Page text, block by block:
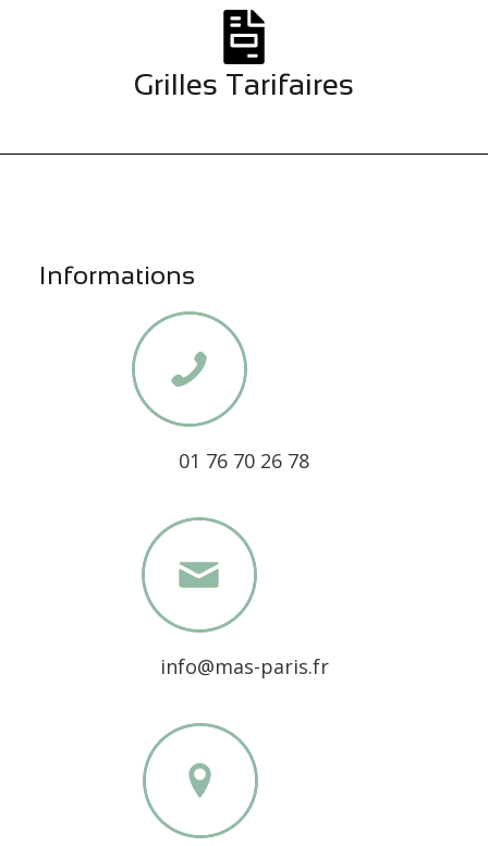
Grilles Tarifaires
Informations
01 76 70 26 78
info@mas-paris.fr